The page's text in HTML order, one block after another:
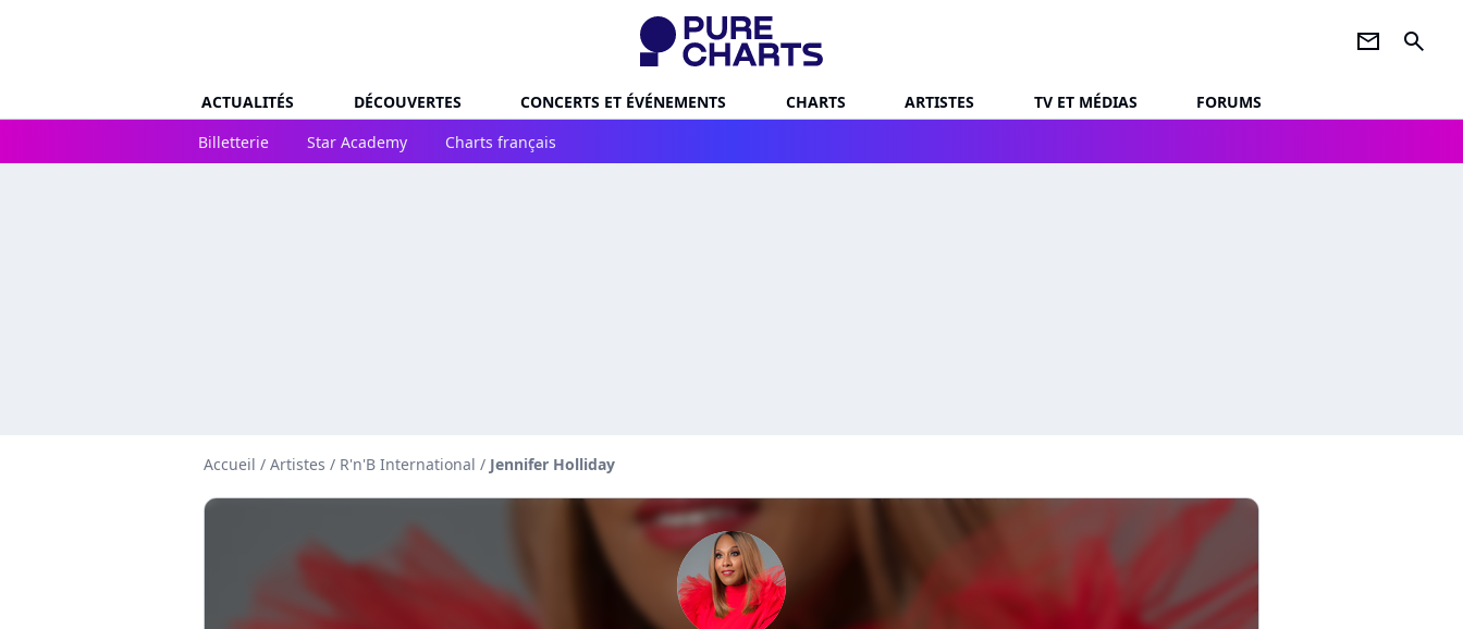
newsletter search
ACTUALITÉS DÉCOUVERTES CONCERTS ET ÉVÉNEMENTS CHARTS ARTISTES TV ET MÉDIAS
FORUMS
Billetterie
Star Academy Charts français
Accueil / Artistes / R'n'B International / Jennifer Holliday